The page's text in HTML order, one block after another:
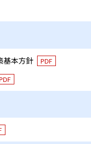
基本方針 PDF